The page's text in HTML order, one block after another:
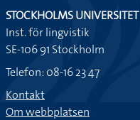
STOCKHOLMS UNIVERSITET
Inst. för lingvistik
SE-106 91 Stockholm
Telefon: 08-16 23 47
Kontakt
Om webbplatsen